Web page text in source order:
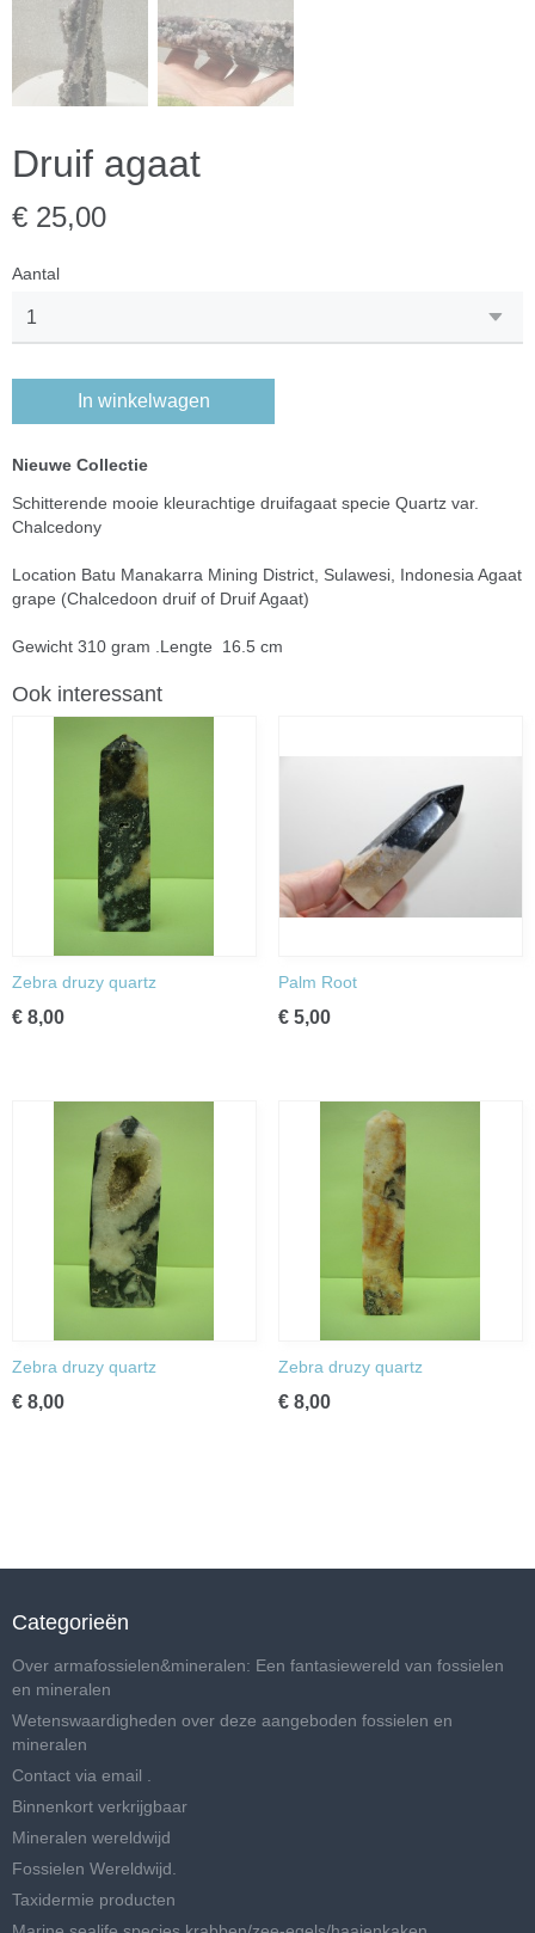
Druif agaat
€ 25,00
Aantal
In winkelwagen
Nieuwe Collectie
Schitterende mooie kleurachtige druifagaat specie Quartz var.
Chalcedony
Location Batu Manakarra Mining District, Sulawesi, Indonesia Agaat
grape (Chalcedoon druif of Druif Agaat)
Gewicht 310 gram .Lengte 16.5 cm
Ook interessant
Zebra druzy quartz
€ 8,00
Palm Root
€ 5,00
Zebra druzy quartz
€ 8,00
Zebra druzy quartz
€ 8,00
Categorieën
Over armafossielen&mineralen: Een fantasiewereld van fossielen
en mineralen
Wetenswaardigheden over deze aangeboden fossielen en
mineralen
Contact via email .
Binnenkort verkrijgbaar
Mineralen wereldwijd
Fossielen Wereldwijd.
Taxidermie producten